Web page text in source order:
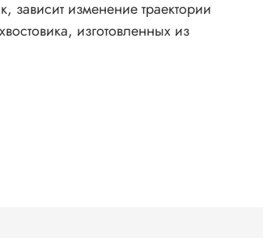
зависит изменение траектории
изготовленных из